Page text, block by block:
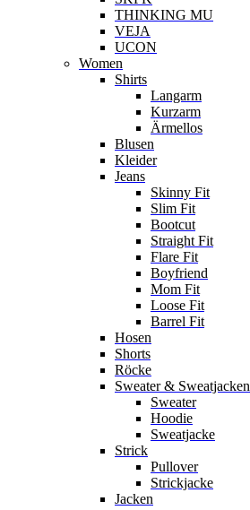
THINKING MU
VEJA
UCON
Women
Shirts
Langarm
Kurzarm
Ärmellos
Blusen
Kleider
Jeans
Skinny Fit
Slim Fit
Bootcut
Straight Fit
Flare Fit
Boyfriend
Mom Fit
Loose Fit
Barrel Fit
Hosen
Shorts
Röcke
Sweater & Sweatjacken
Sweater
Hoodie
Sweatjacke
Strick
Pullover
Strickjacke
Jacken